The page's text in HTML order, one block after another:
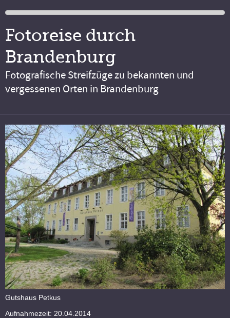
Fotoreise durch
Brandenburg
Fotografische Streifzüge zu bekannten und
vergessenen Orten in Brandenburg
Gutshaus Petkus
Aufnahmezeit: 20.04.2014